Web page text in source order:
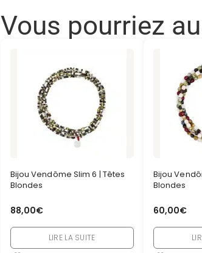
Vous pourriez
Bijou Vendôme Slim 6 | Têtes
Blondes
88,00€
LIRE LA SUITE
Bijou
Blondes
60,00€